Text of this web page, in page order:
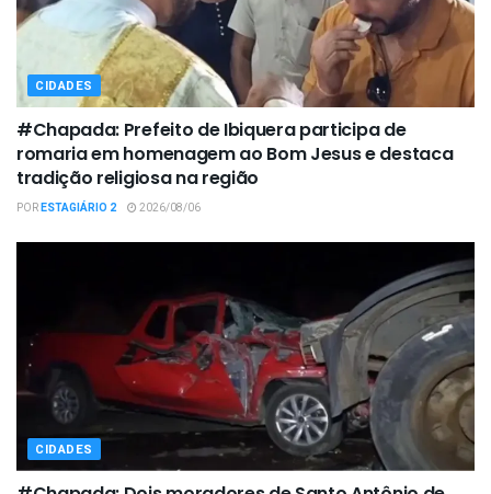
CIDADES
#Chapada: Prefeito de Ibiquera participa de
romaria em homenagem ao Bom Jesus e destaca
tradição religiosa na região
PORESTAGIÁRIO 2 2026/08/06
CIDADES